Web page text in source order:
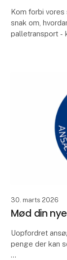
Kom forbi vores
snak om,
palletransport -
30. marts 2026
Mød din
Uopfordret
penge der kan